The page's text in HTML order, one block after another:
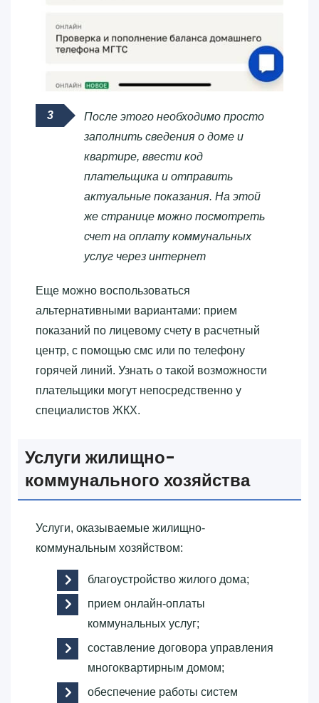
После этого необходимо просто
заполнить сведения о доме и
квартире, ввести код
плательщика и отправить
актуальные показания. На этой
же странице можно посмотреть
счет на оплату коммунальных
услуг через интернет
Еще можно воспользоваться
альтернативными вариантами: прием
показаний по лицевому счету в расчетный
центр, с помощью смс или по телефону
горячей линий. Узнать о такой возможности
плательщики могут непосредственно у
специалистов ЖКХ.
Услуги жилищно-
коммунального хозяйства
Услуги, оказываемые жилищно-
коммунальным хозяйством:
благоустройство жилого дома;
прием онлайн-оплаты
коммунальных услуг;
составление договора управления
многоквартирным домом;
обеспечение работы систем